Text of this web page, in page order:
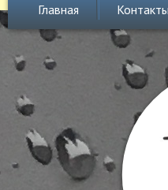
Главная Контакты